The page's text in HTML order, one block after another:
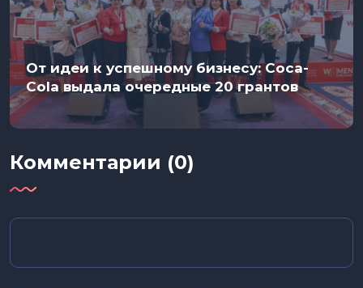
От идеи к успешному бизнесу: Coca-
Cola выдала очередные 20 грантов
Комментарии (0)